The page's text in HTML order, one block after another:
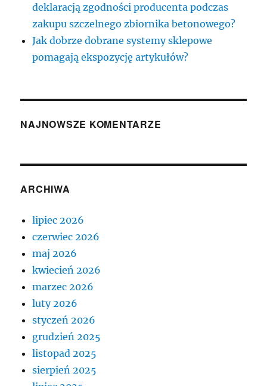
deklaracją zgodności producenta podczas
zakupu szczelnego zbiornika betonowego?
Jak dobrze dobrane systemy sklepowe
pomagają ekspozycję artykułów?
NAJNOWSZE KOMENTARZE
ARCHIWA
lipiec 2026
czerwiec 2026
maj 2026
kwiecień 2026
marzec 2026
luty 2026
styczeń 2026
grudzień 2025
listopad 2025
sierpień 2025